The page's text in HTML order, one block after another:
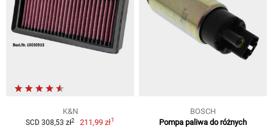
K&N
SCD 308,53 zł2 211,99 zł1
BOSCH
Pompa paliwa do różnych